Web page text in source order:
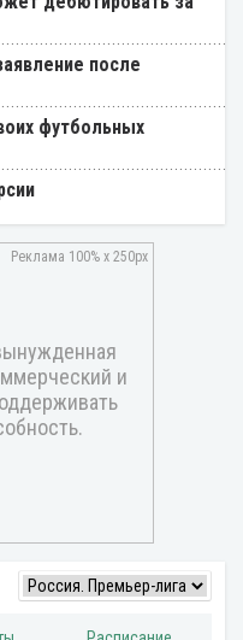
после
футбольных